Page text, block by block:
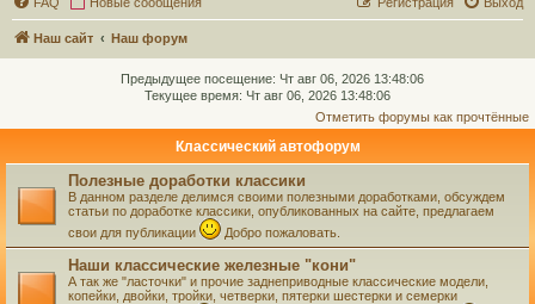
Наш сайт Наш форум
Предыдущее посещение: Чт авг 06, 2026 13:48:06
Текущее время: Чт авг 06, 2026 13:48:06
Отметить форумы как прочтённые
Классический автофорум
Полезные доработки классики
В данном разделе делимся своими полезными доработками, обсуждем
статьи по доработке классики, опубликованных на сайте, предлагаем
свои для публикации
Добро пожаловать.
Наши классические железные "кони"
А так же "ласточки" и прочие заднеприводные классические модели,
копейки, двойки, тройки, четверки, пятерки шестерки и семерки